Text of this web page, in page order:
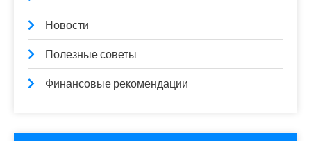
Новости
Полезные советы
Финансовые рекомендации